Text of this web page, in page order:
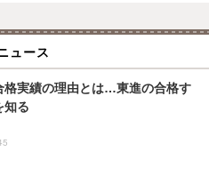
ュース
格実績の理由とは…東進の合格す
知る